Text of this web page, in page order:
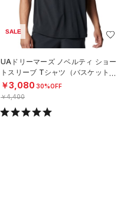
SALE
UAドリーマーズ ノベルティ ショー
トスリーブ Tシャツ（バスケットボ
ール/MEN）
￥3,080 30%OFF
￥4,400